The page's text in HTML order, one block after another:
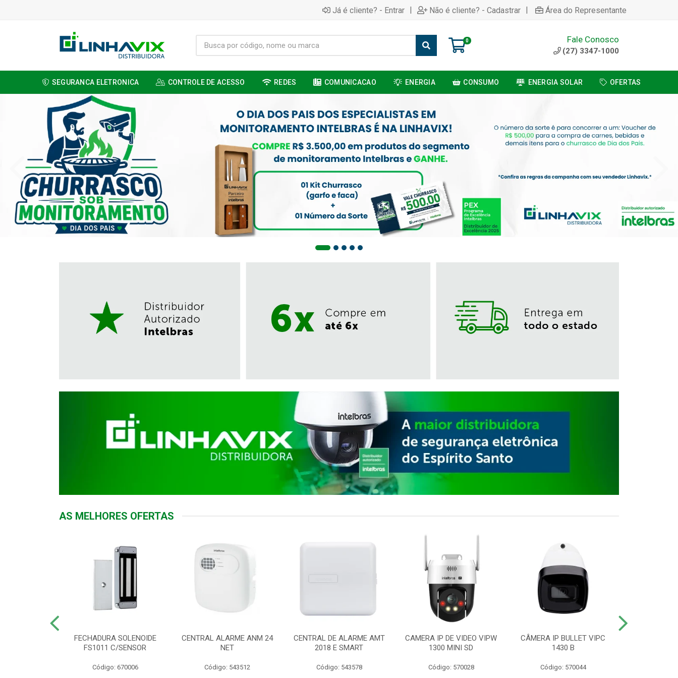
Já é cliente? - Entrar | Não é cliente? - Cadastrar | Área do Representante
0 Fale Conosco
(27) 3347-1000
SEGURANCA ELETRONICA CONTROLE DE ACESSO REDES COMUNICACAO ENERGIA CONSUMO ENERGIA SOLAR OFERTAS
AS MELHORES OFERTAS
FECHADURA SOLENOIDE
FS1011 C/SENSOR
Código: 670006
CENTRAL ALARME ANM 24
NET
Código: 543512
CENTRAL DE ALARME AMT
2018 E SMART
Código: 543578
CAMERA IP DE VIDEO VIPW
1300 MINI SD
Código: 570028
CÂMERA IP BULLET VIPC
1430 B
Código: 570044